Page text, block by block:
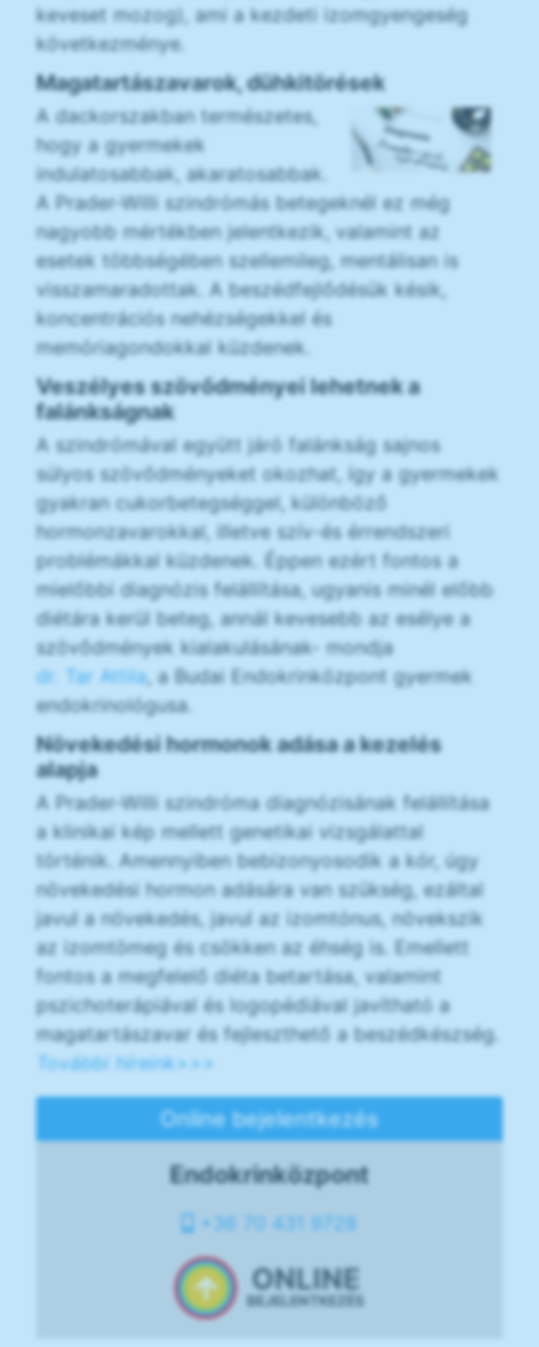
keveset mozog), ami a kezdeti izomgyengeség
következménye.
Magatartászavarok, dühkitörések
A dackorszakban természetes,
hogy a gyermekek
indulatosabbak, akaratosabbak.
A Prader-Willi szindrómás betegeknél ez még
nagyobb mértékben jelentkezik, valamint az
esetek többségében szellemileg, mentálisan is
visszamaradottak. A beszédfejlődésük késik,
koncentrációs nehézségekkel és
memóriagondokkal küzdenek.
Veszélyes szövődményei lehetnek a
falánkságnak
A szindrómával együtt járó falánkság sajnos
súlyos szövődményeket okozhat, így a gyermekek
gyakran cukorbetegséggel, különböző
hormonzavarokkal, illetve szív-és érrendszeri
problémákkal küzdenek. Éppen ezért fontos a
mielőbbi diagnózis felállítása, ugyanis minél előbb
diétára kerül beteg, annál kevesebb az esélye a
szövődmények kialakulásának- mondja
dr. Tar Attila, a Budai Endokrinközpont gyermek
endokrinológusa.
Növekedési hormonok adása a kezelés
alapja
A Prader-Willi szindróma diagnózisának felállítása
a klinikai kép mellett genetikai vizsgálattal
történik. Amennyiben bebizonyosodik a kór, úgy
növekedési hormon adására van szükség, ezáltal
javul a növekedés, javul az izomtónus, növekszik
az izomtömeg és csökken az éhség is. Emellett
fontos a megfelelő diéta betartása, valamint
pszichoterápiával és logopédiával javítható a
magatartászavar és fejleszthető a beszédkészség.
További híreink>>>
Online bejelentkezés
Endokrinközpont
+36 70 431 9728
ONLINE
BEJELENTKEZÉS